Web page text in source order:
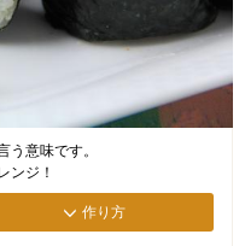
う意味です。
ンジ！
作り方